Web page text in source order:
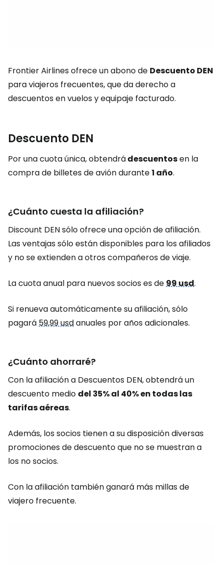
Frontier Airlines ofrece un abono de Descuento DEN
para viajeros frecuentes, que da derecho a
descuentos en vuelos y equipaje facturado.
Descuento DEN
Por una cuota única, obtendrádescuentosen la
compra de billetes de avión durante1 año.
¿Cuánto cuesta la afiliación?
Discount DEN sólo ofrece una opción de afiliación.
Las ventajas sólo están disponibles para los afiliados
y no se extienden a otros compañeros de viaje.
La cuota anual para nuevos socios es de99 usd.
Si renueva automáticamente su afiliación, sólo
pagará59,99 usdanuales por años adicionales.
¿Cuánto ahorraré?
Con la afiliación a Descuentos DEN, obtendrá un
descuento medio del 35% al 40% en todas las
tarifas aéreas.
Además, los socios tienen a su disposición diversas
promociones de descuento que no se muestran a
los no socios.
Con la afiliación también ganará más millas de
viajero frecuente.